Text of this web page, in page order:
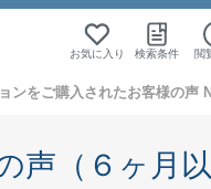
お気に入り 検索条件 閲
ンをご購入されたお客様の声
声（６ヶ月以